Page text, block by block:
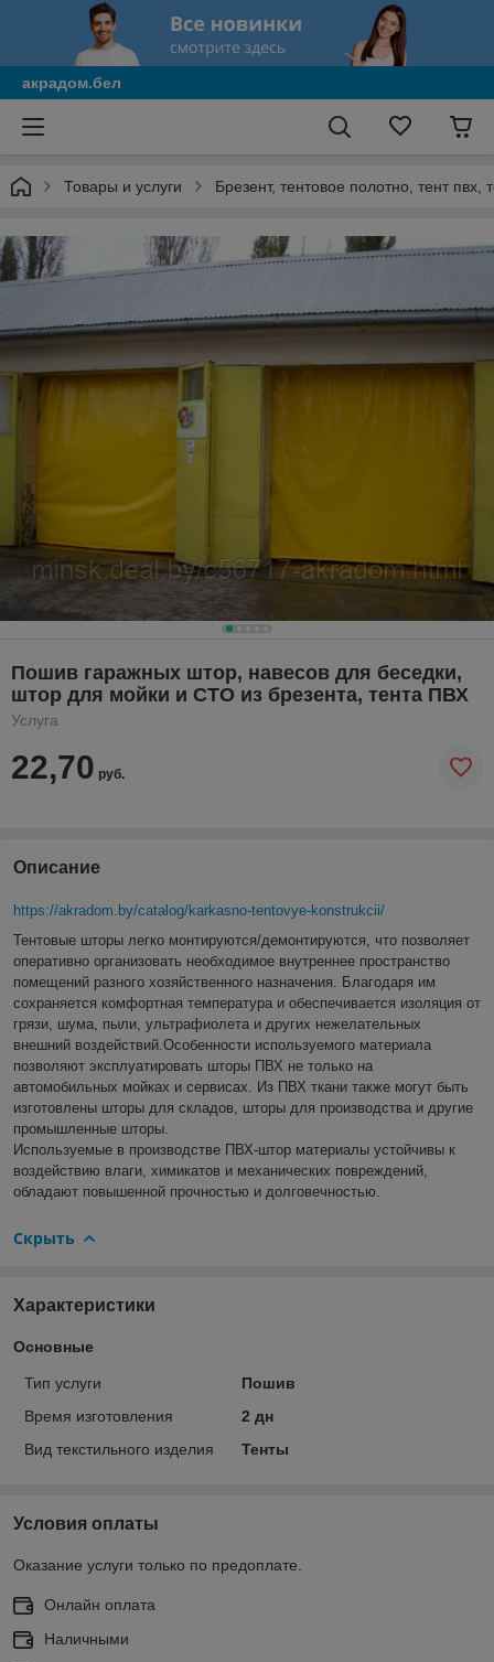
акрадом.бел
Товары и услуги Брезент, тентовое полотно, тент
Пошив гаражных штор, навесов для беседки,
штор для мойки и СТО из брезента, тента ПВХ
Услуга
22,70 руб.
Описание
https://akradom.by/catalog/karkasno-tentovye-konstrukcii/
Тентовые шторы легко монтируются/демонтируются, что позволяет
оперативно организовать необходимое внутреннее пространство
помещений разного хозяйственного назначения. Благодаря им
сохраняется комфортная температура и обеспечивается изоляция от
грязи, шума, пыли, ультрафиолета и других нежелательных
внешний воздействий.Особенности используемого материала
позволяют эксплуатировать шторы ПВХ не только на
автомобильных мойках и сервисах. Из ПВХ ткани также могут быть
изготовлены шторы для складов, шторы для производства и другие
промышленные шторы.
Используемые в производстве ПВХ-штор материалы устойчивы к
воздействию влаги, химикатов и механических повреждений,
обладают повышенной прочностью и долговечностью.
Скрыть
Характеристики
Основные
Тип услуги
Пошив
Время изготовления
2 дн
Вид текстильного изделия
Тенты
Условия оплаты
Оказание услуги только по предоплате.
Онлайн оплата
Наличными